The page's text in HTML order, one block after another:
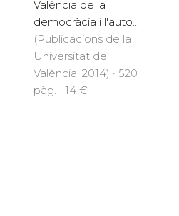
València de la
democràcia i l'auto...
(Publicacions de la
Universitat de
València, 2014) · 520
pàg. · 14 €